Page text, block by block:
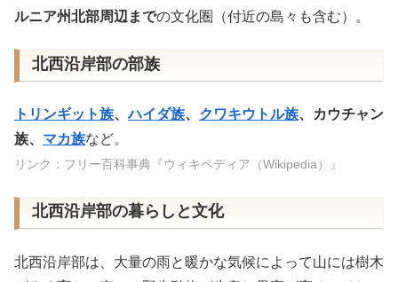
ルニア州北部周辺までの文化圏（付近の島々も含む）。
北西沿岸部の部族
トリンギット族、ハイダ族、 クワキウトル族、カウチャン
族、 マカ族など。
リンク：フリー百科事典『ウィキペディア（Wikipedia）』
北西沿岸部の暮らしと文化
北西沿岸部は、大量の雨と暖かな気候によって山には樹木